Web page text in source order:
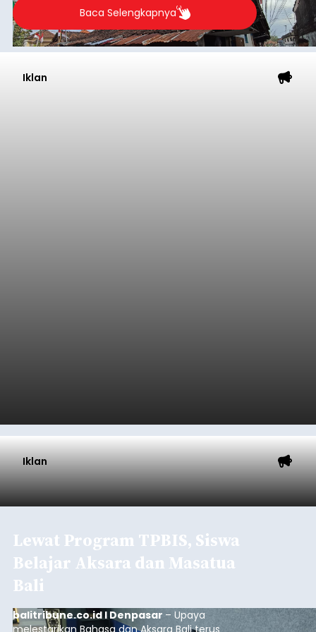
Baca Selengkapnya
Iklan
Iklan
Lewat Program TPBIS, Siswa
Belajar Aksara dan Masatua
Bali
balitribune.co.id I Denpasar – Upaya
melestarikan Bahasa dan Aksara Bali terus